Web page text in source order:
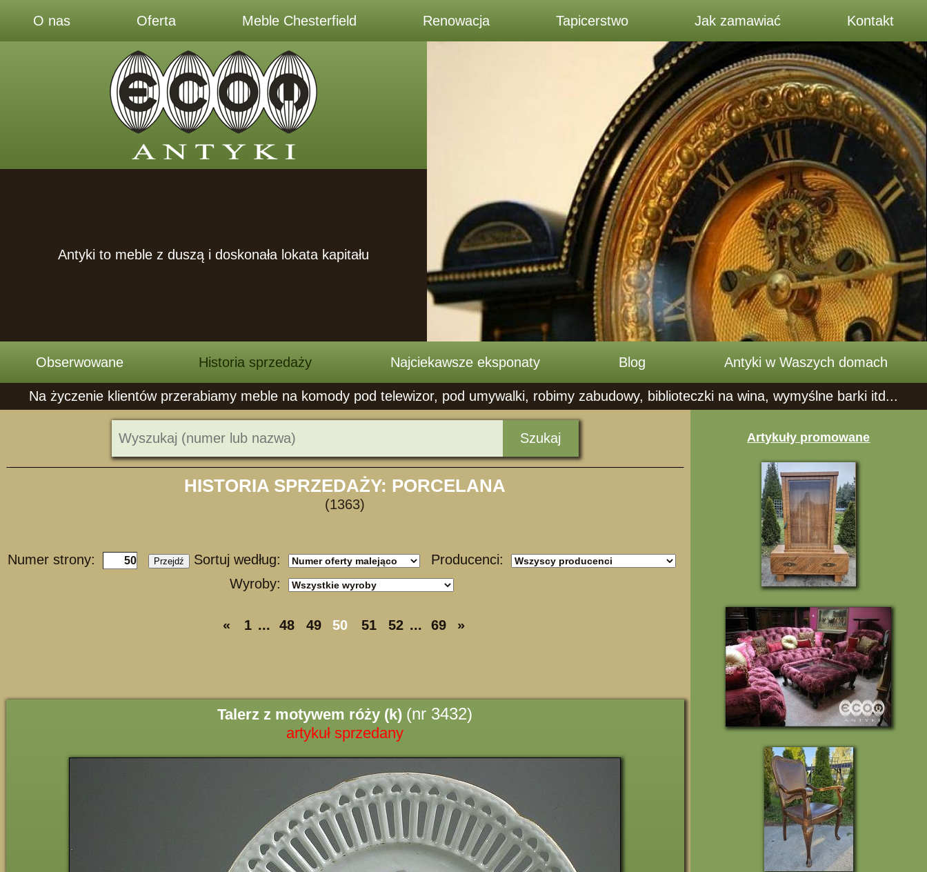
O nas Oferta Meble Chesterfield Renowacja Tapicerstwo Jak zamawiać Kontakt
Antyki to meble z duszą i doskonała lokata kapitału
Obserwowane Historia sprzedaży Najciekawsze eksponaty Blog Antyki w Waszych domach
Na życzenie klientów przerabiamy meble na komody pod telewizor, pod umywalki, robimy zabudowy, biblioteczki na wina, wymyślne barki itd...
Szukaj
HISTORIA SPRZEDAŻY: PORCELANA
(1363)
Numer strony: Przejdź Sortuj według:
Producenci:
Wyroby:
« 1 ... 48 49 50 51 52 ... 69 »
Talerz z motywem róży (k) (nr 3432)
artykuł sprzedany
Artykuły promowane